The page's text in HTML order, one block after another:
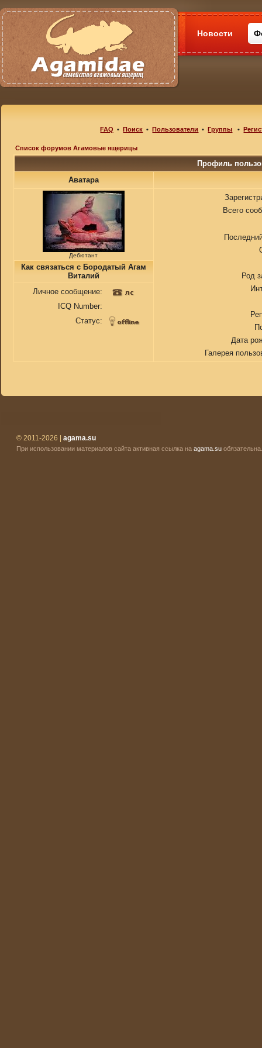
Новости
FAQ •Поиск •Пользователи •Группы •
Список форумов Агамовые ящерицы
Профиль
Аватара
Дебютант
Всего
Род
Дата
Галерея
Как связаться с Бородатый Агам
Виталий
Личное сообщение:
ICQ Number:
Статус:
© 2011-2026 | agama.su
При использовании материалов сайта активная ссылка на agama.su обязательна.